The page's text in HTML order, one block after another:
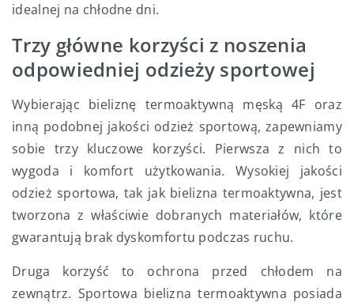
idealnej na chłodne dni.
Trzy główne korzyści z noszenia
odpowiedniej odzieży sportowej
Wybierając bieliznę termoaktywną męską 4F oraz
inną podobnej jakości odzież sportową, zapewniamy
sobie trzy kluczowe korzyści. Pierwsza z nich to
wygoda i komfort użytkowania. Wysokiej jakości
odzież sportowa, tak jak bielizna termoaktywna, jest
tworzona z właściwie dobranych materiałów, które
gwarantują brak dyskomfortu podczas ruchu.
Druga korzyść to ochrona przed chłodem na
zewnątrz. Sportowa bielizna termoaktywna posiada